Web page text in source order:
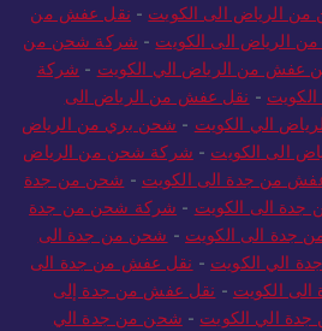
الرياض الى الكويت - نقل عفش من
الرياض الى الكويت - شركة شحن من
عفش من الرياض الي الكويت - شركة
- نقل عفش من الرياض الى
الي الكويت - شحن بري من الرياض
الى الكويت - شركة شحن من الرياض
من جدة الى الكويت - شحن من جدة
الى الكويت - شركة شحن من جدة
جدة الى الكويت - شحن من جدة الى
الي الكويت - نقل عفش من جدة الى
الكويت - نقل عفش من جدة إلى
الي الكويت - شحن من جدة الي